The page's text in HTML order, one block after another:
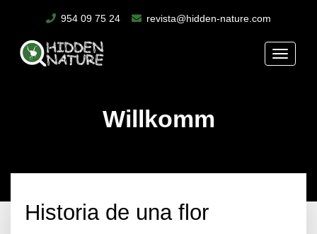
954 09 75 24 revista@hidden-nature.com
Toggle
Willkomm
Historia de una flor